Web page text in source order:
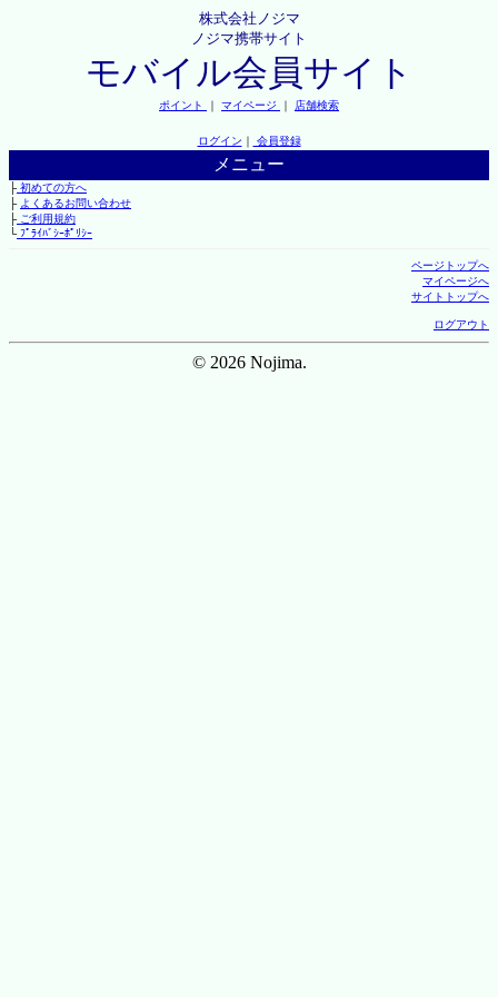
株式会社ノジマ
ノジマ携帯サイト
モバイル会員サイト
ポイント ｜ マイページ ｜ 店舗検索
ログイン ｜ 会員登録
メニュー
├初めての方へ
├ よくあるお問い合わせ
├ご利用規約
└ﾌﾟﾗｲﾊﾞｼｰﾎﾟﾘｼｰ
ページトップへ
マイページへ
サイトトップへ
ログアウト
© 2026 Nojima.